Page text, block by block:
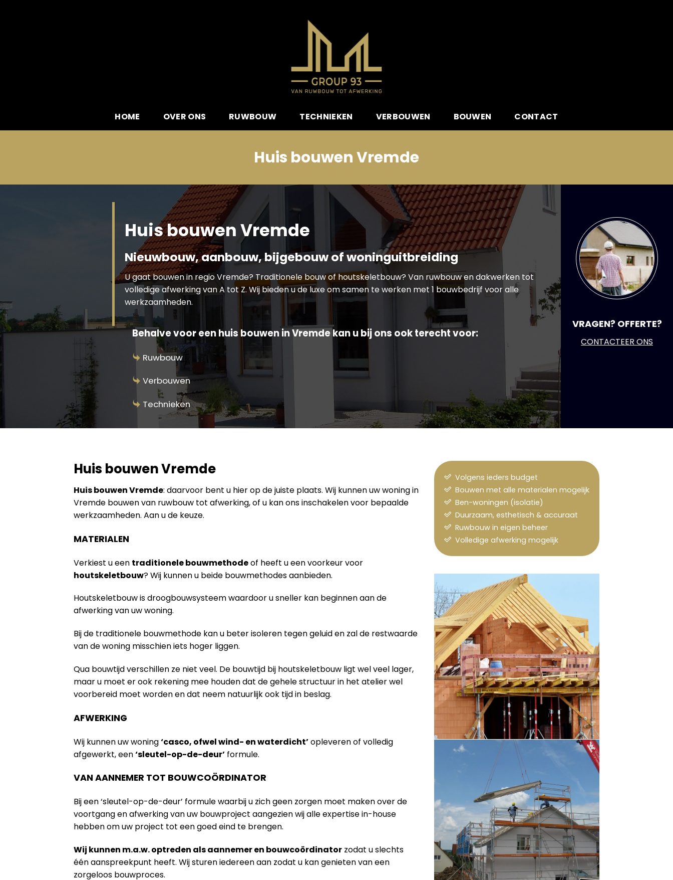
HOME OVER ONS RUWBOUW TECHNIEKEN VERBOUWEN BOUWEN CONTACT
Huis bouwen Vremde
Huis bouwen Vremde
Nieuwbouw, aanbouw, bijgebouw of woninguitbreiding
U gaat bouwen in regio Vremde? Traditionele bouw of houtskeletbouw? Van ruwbouw en dakwerken tot
volledige afwerking van A tot Z. Wij bieden u de luxe om samen te werken met 1 bouwbedrijf voor alle
werkzaamheden.
Behalve voor een huis bouwen in Vremde kan u bij ons ook terecht voor:
Ruwbouw
Verbouwen
Technieken
VRAGEN? OFFERTE?
CONTACTEER ONS
Huis bouwen Vremde
Huis bouwen Vremde: daarvoor bent u hier op de juiste plaats. Wij kunnen uw woning in
Vremde bouwen van ruwbouw tot afwerking, of u kan ons inschakelen voor bepaalde
werkzaamheden. Aan u de keuze.
MATERIALEN
Verkiest u een traditionele bouwmethodeof heeft u een voorkeur voor
houtskeletbouw? Wij kunnen u beide bouwmethodes aanbieden.
Houtskeletbouw is droogbouwsysteem waardoor u sneller kan beginnen aan de
afwerking van uw woning.
Bij de traditionele bouwmethode kan u beter isoleren tegen geluid en zal de restwaarde
van de woning misschien iets hoger liggen.
Qua bouwtijd verschillen ze niet veel. De bouwtijd bij houtskeletbouw ligt wel veel lager,
maar u moet er ook rekening mee houden dat de gehele structuur in het atelier wel
voorbereid moet worden en dat neem natuurlijk ook tijd in beslag.
AFWERKING
Wij kunnen uw woning‘casco, ofwel wind- en waterdicht’opleveren of volledig
afgewerkt, een‘sleutel-op-de-deur’ formule.
VAN AANNEMER TOT BOUWCOÖRDINATOR
Bij een ‘sleutel-op-de-deur’ formule waarbij u zich geen zorgen moet maken over de
voortgang en afwerking van uw bouwproject aangezien wij alle expertise in-house
hebben om uw project tot een goed eind te brengen.
Wij kunnen m.a.w. optreden als aannemer en bouwcoördinator zodat u slechts
één aanspreekpunt heeft. Wij sturen iedereen aan zodat u kan genieten van een
zorgeloos bouwproces.
Volgens ieders budget
Bouwen met alle materialen mogelijk
Ben-woningen (isolatie)
Duurzaam, esthetisch & accuraat
Ruwbouw in eigen beheer
Volledige afwerking mogelijk